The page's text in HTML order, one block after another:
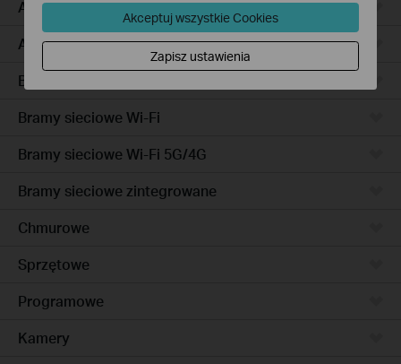
Access Pro
Access
Bramy sieciowe przewodowe
Bramy sieciowe Wi-Fi
Bramy sieciowe Wi-Fi 5G/4G
Bramy sieciowe zintegrowane
Chmurowe
Sprzętowe
Programowe
Kamery
Akceptuj wszystkie Cookies
Zapisz ustawienia